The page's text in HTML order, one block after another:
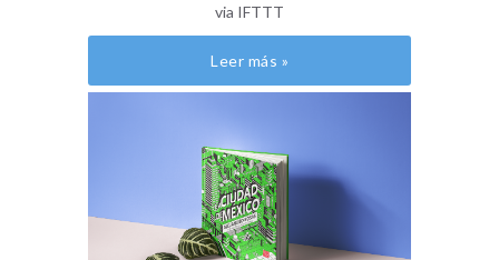
via IFTTT
Leer más »